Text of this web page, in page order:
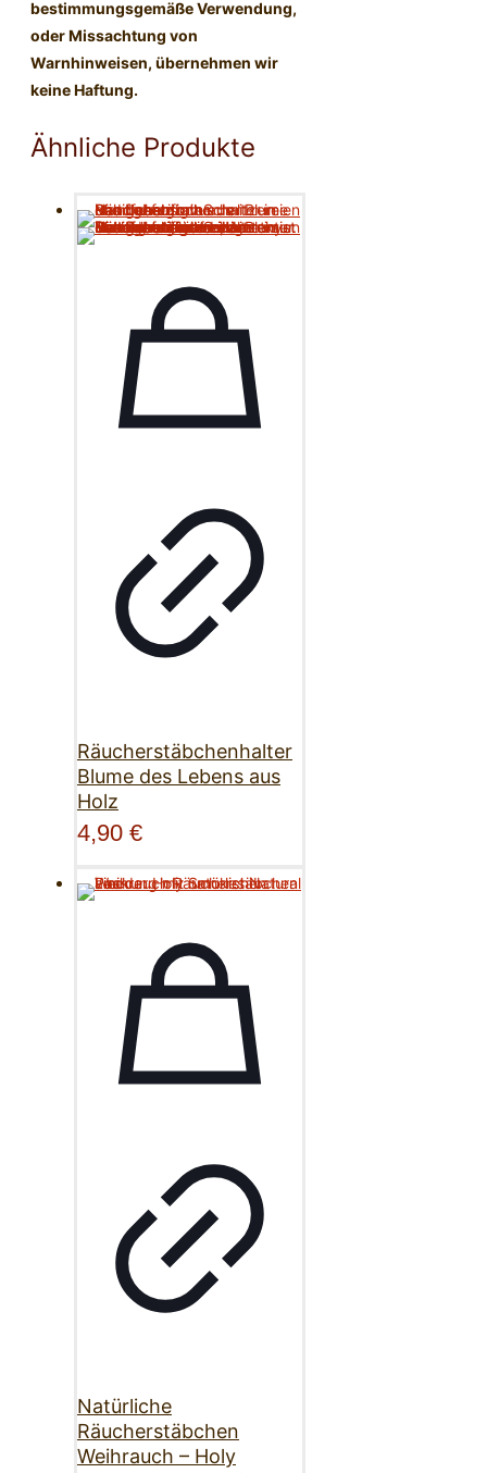
bestimmungsgemäße Verwendung,
oder Missachtung von
Warnhinweisen, übernehmen wir
keine Haftung.
Ähnliche Produkte
Räucherstäbchenhalter
Blume des Lebens aus
Holz
4,90 €
Natürliche
Räucherstäbchen
Weihrauch – Holy